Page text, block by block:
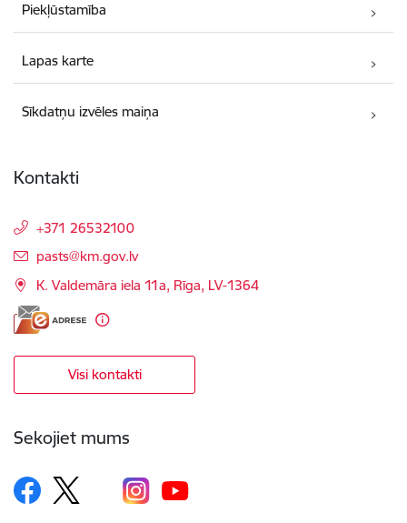
Piekļūstamība
Lapas karte
Sīkdatņu izvēles maiņa
Kontakti
+371 26532100
E-pasts:
pasts@km.gov.lv
K. Valdemāra iela 11a, Rīga, LV-1364
Visi kontakti
Sekojiet mums